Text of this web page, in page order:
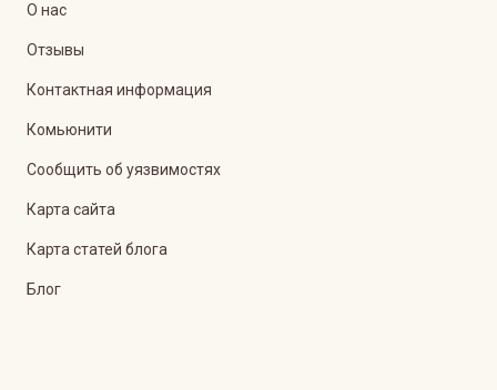
О нас
Отзывы
Контактная информация
Комьюнити
Сообщить об уязвимостях
Карта сайта
Карта статей блога
Блог